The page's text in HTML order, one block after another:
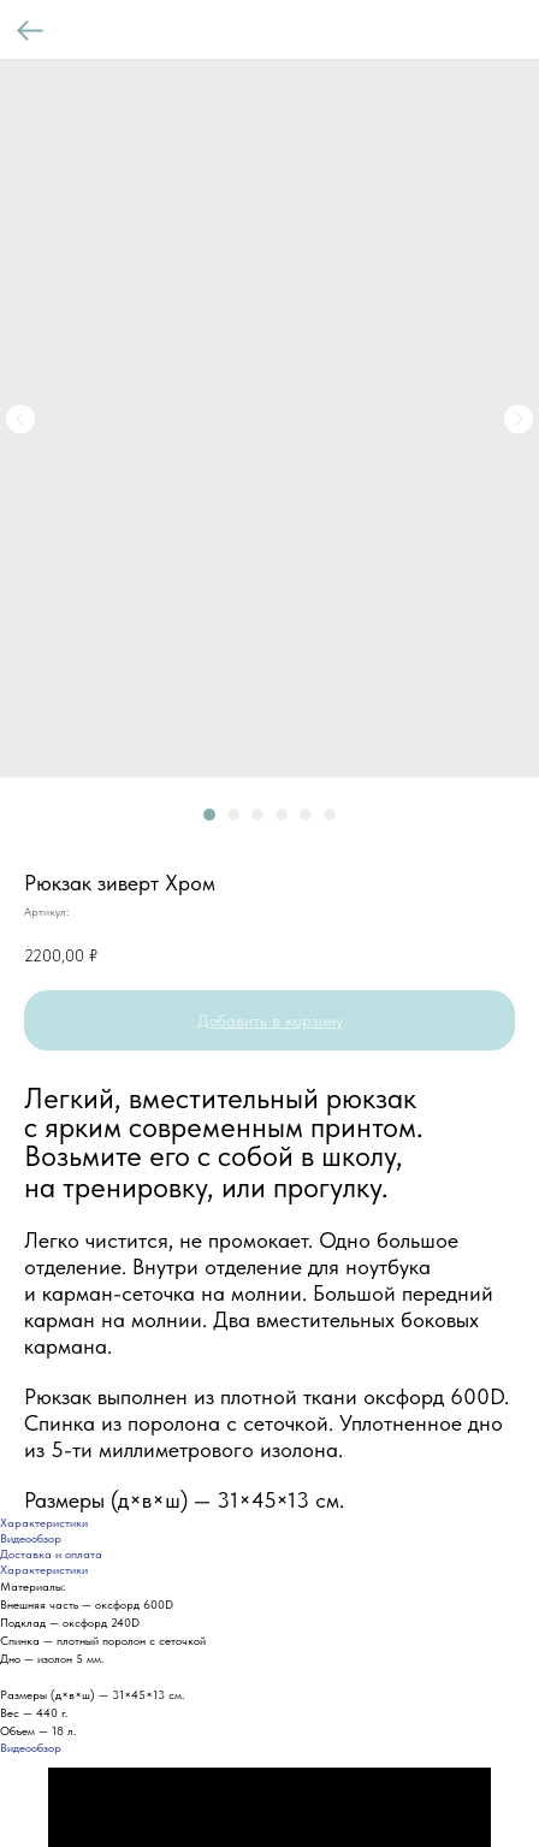
Рюкзак зиверт Хром
Артикул:
2200,00 ₽
Добавить в корзину
Легкий, вместительный рюкзак
с ярким современным принтом.
Возьмите его с собой в школу,
на тренировку, или прогулку.
Легко чистится, не промокает. Одно большое
отделение. Внутри отделение для ноутбука
и карман-сеточка на молнии. Большой передний
карман на молнии. Два вместительных боковых
кармана.
Рюкзак выполнен из плотной ткани оксфорд 600D.
Спинка из поролона с сеточкой. Уплотненное дно
из 5-ти миллиметрового изолона.
Размеры (д×в×ш) — 31×45×13 см.
Характеристики
Видеообзор
Доставка и оплата
Характеристики
Материалы:
Внешняя часть — оксфорд 600D
Подклад — оксфорд 240D
Спинка — плотный поролон с сеточкой
Дно — изолон 5 мм.
Размеры (д×в×ш) — 31×45×13 см.
Вес — 440 г.
Объем — 18 л.
Видеообзор